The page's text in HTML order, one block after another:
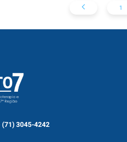
1
(71) 3045-4242